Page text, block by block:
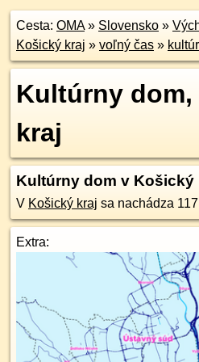
Cesta: OMA» Slovensko »
Košický kraj » voľný čas »
Kultúrny
kraj
Kultúrny dom v Košický
V Košický kraj sa nachádza
Extra: